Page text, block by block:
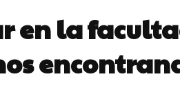
en la